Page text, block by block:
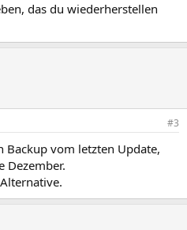
das du wiederherstellen
#3
Backup vom letzten Update,
Dezember.